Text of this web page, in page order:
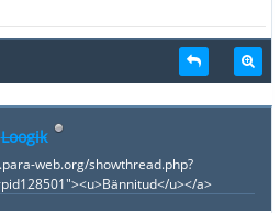
Loogik
web.org/showthread.php?
u></a>